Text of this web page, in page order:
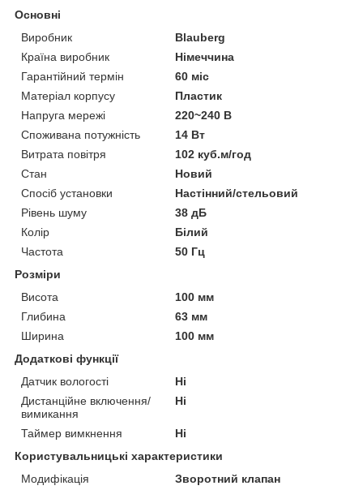
Основні
Виробник
Blauberg
Країна виробник
Німеччина
Гарантійний термін
60 міс
Матеріал корпусу
Пластик
Напруга мережі
220~240 В
Споживана потужність
14 Вт
Витрата повітря
102 куб.м/год
Стан
Новий
Спосіб установки
Настінний/стельовий
Рівень шуму
38 дБ
Колір
Білий
Частота
50 Гц
Розміри
Висота
100 мм
Глибина
63 мм
Ширина
100 мм
Додаткові функції
Датчик вологості
Ні
Дистанційне включення/
вимикання
Ні
Таймер вимкнення
Ні
Користувальницькі характеристики
Модифікація
Зворотний клапан